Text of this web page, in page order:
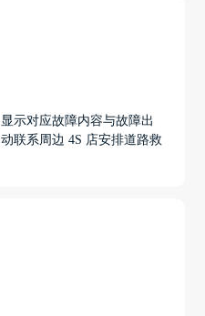
示对应故障内容与故障出
联系周边 4S 店安排道路救